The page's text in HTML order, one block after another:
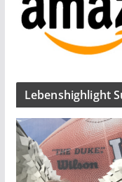
Lebenshighlight